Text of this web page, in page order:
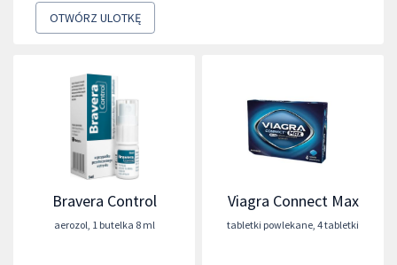
OTWÓRZ ULOTKĘ
Bravera Control
aerozol, 1 butelka 8 ml
Viagra Connect Max
tabletki powlekane, 4 tabletki